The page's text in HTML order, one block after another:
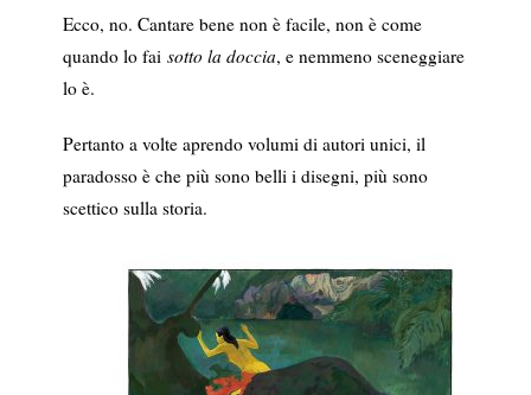
Ecco, no. Cantare bene non è facile, non è come
quando lo fai sotto la doccia, e nemmeno sceneggiare
lo è.
Pertanto a volte aprendo volumi di autori unici, il
paradosso è che più sono belli i disegni, più sono
scettico sulla storia.